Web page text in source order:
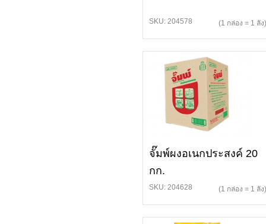
SKU: 204578 (1 กล่อง = 1 ลัง)
จั๊มพ์ผงอเนกประสงค์ 20
กก.
SKU: 204628 (1 กล่อง = 1 ลัง)